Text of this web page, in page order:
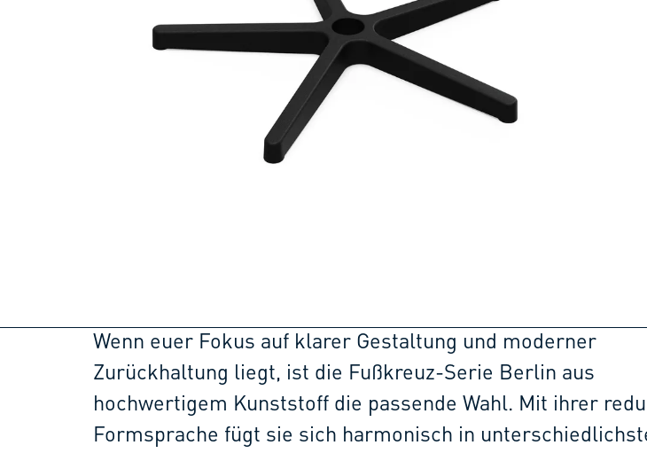
Wenn euer Fokus auf klarer Gestaltung und moderner
Zurückhaltung liegt, ist die Fußkreuz-Serie Berlin aus
hochwertigem Kunststoff die passende Wahl. Mit ihrer
Formsprache fügt sie sich harmonisch in